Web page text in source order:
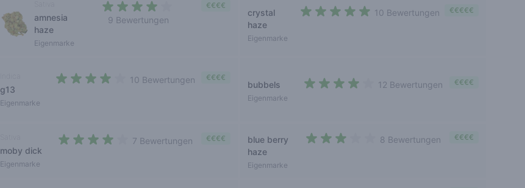
amnesia
haze
Eigenmarke
9 Bewertungen
€€€€
crystal
haze
Eigenmarke
10 Bewertungen €€€€€
g13
Eigenmarke
10 Bewertungen €€€€
bubbels
Eigenmarke
12 Bewertungen €€€€
moby dick
Eigenmarke
7 Bewertungen €€€€
blue berry
haze
Eigenmarke
8 Bewertungen €€€€